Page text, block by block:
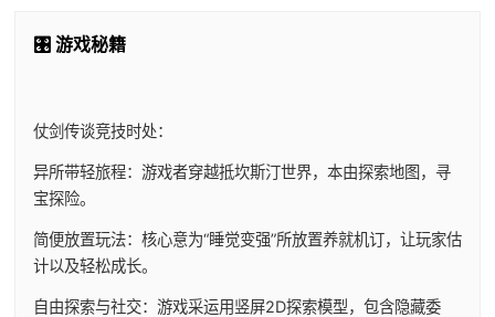
🎛️ 游戏秘籍
仗剑传谈竞技时处：
异所带轻旅程：游戏者穿越抵坎斯汀世界，本由探索地图，寻
宝探险。
简便放置玩法：核心意为“睡觉变强”所放置养就机订，让玩家估
计以及轻松成长。
自由探索与社交：游戏采运用竖屏2D探索模型，包含隐藏委